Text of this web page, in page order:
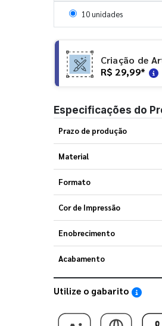
Selecionar 10
10 unidades
Criação de
R$ 29,99*
Especificações do
Prazo de produção
Material
Formato
Cor de Impressão
Enobrecimento
Acabamento
Utilize o gabarito Saiba